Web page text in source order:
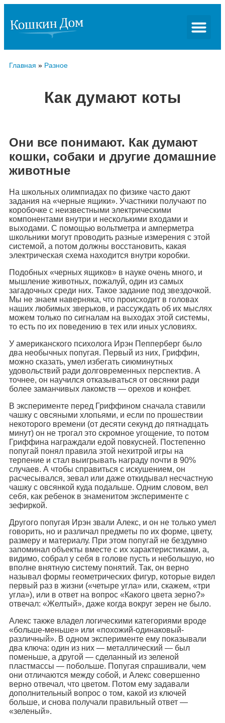
Главная » Разное
Как думают коты
Они все понимают. Как думают
кошки, собаки и другие домашние
животные
На школьных олимпиадах по физике часто дают
задания на «черные ящики». Участники получают по
коробочке с неизвестными электрическими
компонентами внутри и несколькими входами и
выходами. С помощью вольтметра и амперметра
школьники могут проводить разные измерения с этой
системой, а потом должны восстановить, какая
электрическая схема находится внутри коробки.
Подобных «черных ящиков» в науке очень много, и
мышление животных, пожалуй, один из самых
загадочных среди них. Такое задание под звездочкой.
Мы не знаем наверняка, что происходит в головах
наших любимых зверьков, и рассуждать об их мыслях
можем только по сигналам на выходах этой системы,
то есть по их поведению в тех или иных условиях.
У американского психолога Ирэн Пепперберг было
два необычных попугая. Первый из них, Гриффин,
можно сказать, умел избегать сиюминутных
удовольствий ради долговременных перспектив. А
точнее, он научился отказываться от овсянки ради
более заманчивых лакомств — орехов и конфет.
В эксперименте перед Гриффином сначала ставили
чашку с овсяными хлопьями, и если по прошествии
некоторого времени (от десяти секунд до пятнадцать
минут) он не трогал это скромное угощение, то потом
Гриффина награждали едой повкусней. Постепенно
попугай понял правила этой нехитрой игры на
терпение и стал выигрывать награду почти в 90%
случаев. А чтобы справиться с искушением, он
расчесывался, зевал или даже откидывал несчастную
чашку с овсянкой куда подальше. Одним словом, вел
себя, как ребенок в знаменитом эксперименте с
зефиркой.
Другого попугая Ирэн звали Алекс, и он не только умел
говорить, но и различал предметы по их форме, цвету,
размеру и материалу. При этом попугай не бездумно
запоминал объекты вместе с их характеристиками, а,
видимо, собрал у себя в голове пусть и небольшую, но
вполне внятную систему понятий. Так, он верно
называл формы геометрических фигур, которые видел
первый раз в жизни («четыре угла» или, скажем, «три
угла»), или в ответ на вопрос «Какого цвета зерно?»
отвечал: «Желтый», даже когда вокруг зерен не было.
Алекс также владел логическими категориями вроде
«больше-меньше» или «похожий-одинаковый-
различный». В одном эксперименте ему показывали
два ключа: один из них — металлический — был
поменьше, а другой — сделанный из зеленой
пластмассы — побольше. Попугая спрашивали, чем
они отличаются между собой, и Алекс совершенно
верно отвечал, что цветом. Потом ему задавали
дополнительный вопрос о том, какой из ключей
больше, и снова получали правильный ответ —
«зеленый».